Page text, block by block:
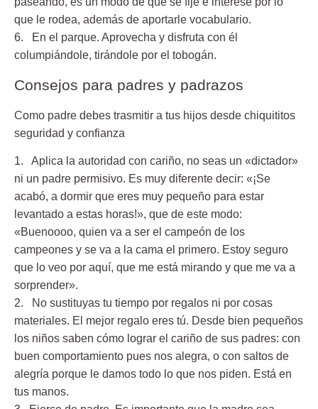
que le rodea, además de aportarle vocabulario.
6. En el parque. Aprovecha y disfruta con él
columpiándole, tirándole por el tobogán.
Consejos para padres y padrazos
Como padre debes trasmitir a tus hijos desde chiquititos
seguridad y confianza
1. Aplica la autoridad con cariño, no seas un «dictador»
ni un padre permisivo. Es muy diferente decir: «¡Se
acabó, a dormir que eres muy pequeño para estar
levantado a estas horas!», que de este modo:
«Buenoooo, quien va a ser el campeón de los
campeones y se va a la cama el primero. Estoy seguro
que lo veo por aquí, que me está mirando y que me va a
sorprender».
2. No sustituyas tu tiempo por regalos ni por cosas
materiales. El mejor regalo eres tú. Desde bien pequeños
los niños saben cómo lograr el cariño de sus padres: con
buen comportamiento pues nos alegra, o con saltos de
alegría porque le damos todo lo que nos piden. Está en
tus manos.